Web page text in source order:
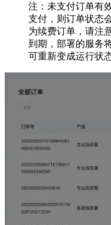
注：未支付订单有
支付，则订单状态
为续费订单，请注
到期，部署的服务
可重新变成运行状态